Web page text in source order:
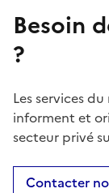
Besoin
?
Les services
informent et
secteur privé
Contacter